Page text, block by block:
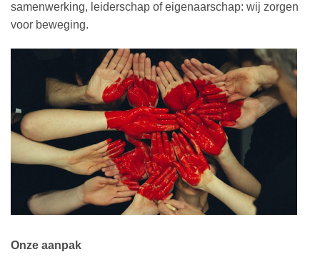
samenwerking, leiderschap of eigenaarschap: wij zorgen
voor beweging.
Onze aanpak